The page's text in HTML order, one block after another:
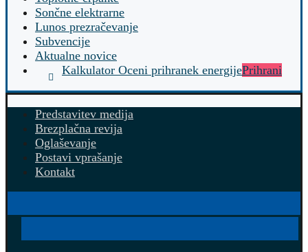
Sončne elektrarne
Lunos prezračevanje
Subvencije
Aktualne novice
Kalkulator Oceni prihranek energijePrihrani
Predstavitev medija
Brezplačna revija
Oglaševanje
Postavi vprašanje
Kontakt